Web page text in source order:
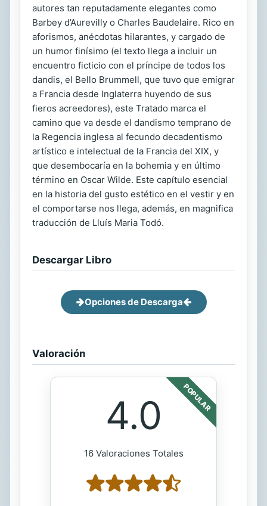
autores tan reputadamente elegantes como
Barbey d’Aurevilly o Charles Baudelaire. Rico en
aforismos, anécdotas hilarantes, y cargado de
un humor finísimo (el texto llega a incluir un
encuentro ficticio con el príncipe de todos los
dandis, el Bello Brummell, que tuvo que emigrar
a Francia desde Inglaterra huyendo de sus
fieros acreedores), este Tratado marca el
camino que va desde el dandismo temprano de
la Regencia inglesa al fecundo decadentismo
artístico e intelectual de la Francia del XIX, y
que desembocaría en la bohemia y en último
término en Oscar Wilde. Este capítulo esencial
en la historia del gusto estético en el vestir y en
el comportarse nos llega, además, en magnifica
traducción de Lluís Maria Todó.
Descargar Libro
Opciones de Descarga
Valoración
POPULAR
4.0
16 Valoraciones Totales